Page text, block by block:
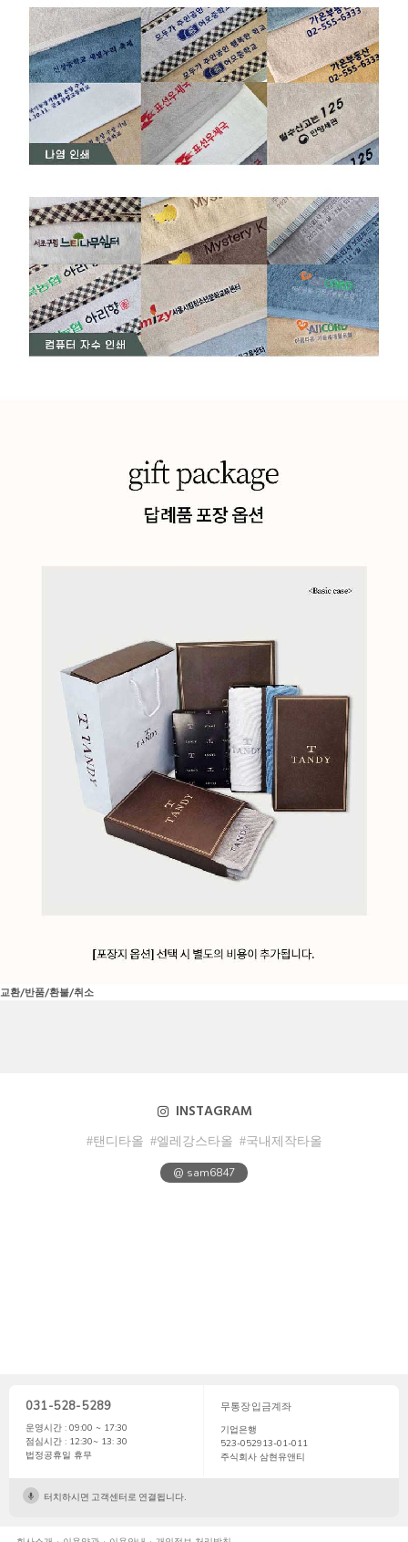
교환/반품/환불/취소
INSTAGRAM
#탠디타올 #엘레강스타올 #국내제작타올
@ sam6847
031-528-5289
운영시간 : 09:00 ~ 17:30
점심시간 : 12:30~ 13: 30
법정공휴일 휴무
무통장입금계좌
기업은행
523-052913-01-011
주식회사 삼현유앤티
터치하시면 고객센터로 연결됩니다.